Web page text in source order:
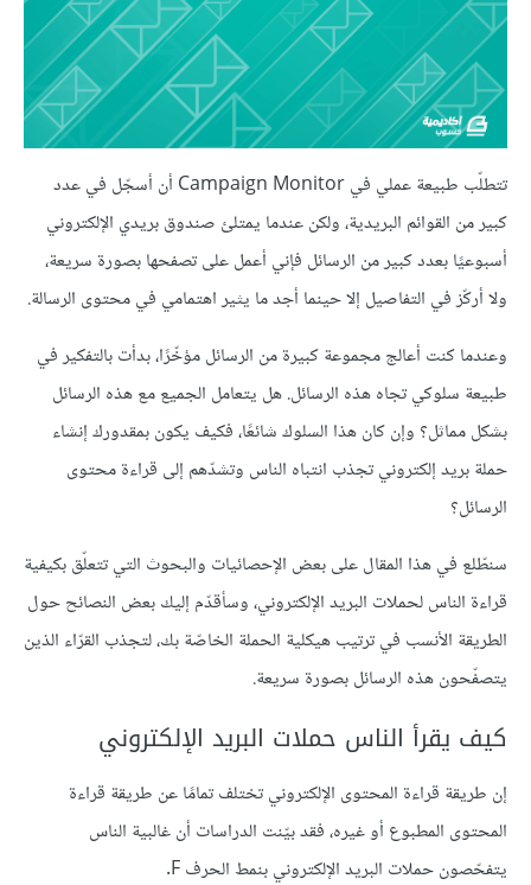
تتطلّب طبيعة عملي في Campaign Monitor أن أسجّل في عدد
كبير من القوائم البريدية، ولكن عندما يمتلئ صندوق بريدي الإلكتروني
أسبوعيًا بعدد كبير من الرسائل فإني أعمل على تصفحها بصورة سريعة،
ولا أركّز في التفاصيل إلا حينما أجد ما يثير اهتمامي في محتوى الرسالة.
وعندما كنت أعالج مجموعة كبيرة من الرسائل مؤخّرًا، بدأت بالتفكير في
طبيعة سلوكي تجاه هذه الرسائل. هل يتعامل الجميع مع هذه الرسائل
بشكل مماثل؟ وإن كان هذا السلوك شائعًا، فكيف يكون بمقدورك إنشاء
حملة بريد إلكتروني تجذب انتباه الناس وتشدّهم إلى قراءة محتوى
الرسائل؟
سنطّلع في هذا المقال على بعض الإحصائيات والبحوث التي تتعلّق بكيفية
قراءة الناس لحملات البريد الإلكتروني، وسأقدّم إليك بعض النصائح حول
الطريقة الأنسب في ترتيب هيكلية الحملة الخاصّة بك، لتجذب القرّاء الذين
يتصفّحون هذه الرسائل بصورة سريعة.
كيف يقرأ الناس حملات البريد الإلكتروني
إن طريقة قراءة المحتوى الإلكتروني تختلف تمامًا عن طريقة قراءة
المحتوى المطبوع أو غيره، فقد بيّنت الدراسات أن غالبية الناس
يتفحّصون حملات البريد الإلكتروني بنمط الحرف F.